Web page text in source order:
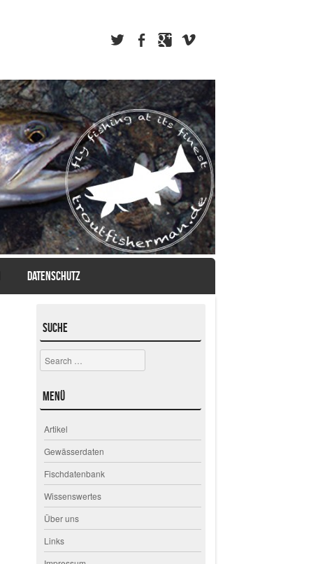
DATENSCHUTZ
Suche
Search
Menü
Artikel
Gewässerdaten
Fischdatenbank
Wissenswertes
Über uns
Links